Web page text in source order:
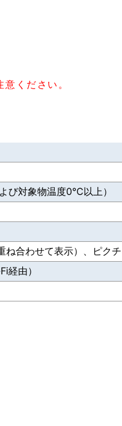
ください。
対象物温度0℃以上）
合わせて表示）、ピク
経由）